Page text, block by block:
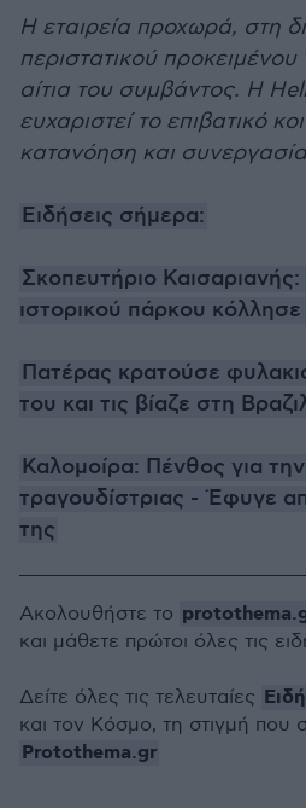
Η εταιρεία προχωρά, στη
περιστατικού
αίτια του συμβάντος. Η
ευχαριστεί το επιβατικό
κατανόηση και
Ειδήσεις σήμερα:
Σκοπευτήριο
ιστορικού πάρκου
Πατέρας κρατούσε
του και τις βίαζε στη
Καλομοίρα: Πένθος για την
τραγουδίστριας - Έφυγε
της
Ακολουθήστε το
και μάθετε πρώτοι όλες τις
Δείτε όλες τις τελευταίες
και τον Κόσμο, τη στιγμή που
Protothema.gr